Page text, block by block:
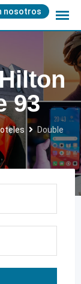
nosotros
93
Double